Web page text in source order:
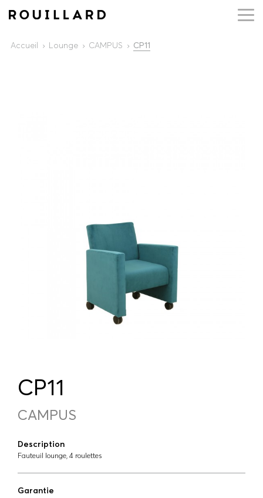
Accueil Lounge CAMPUS CP11
CP11
CAMPUS
Description
Fauteuil lounge, 4 roulettes
Garantie